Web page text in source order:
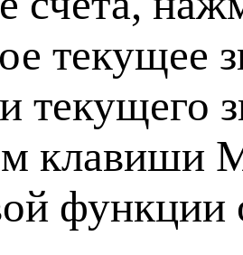
текущее
текущего
клавиши
функции